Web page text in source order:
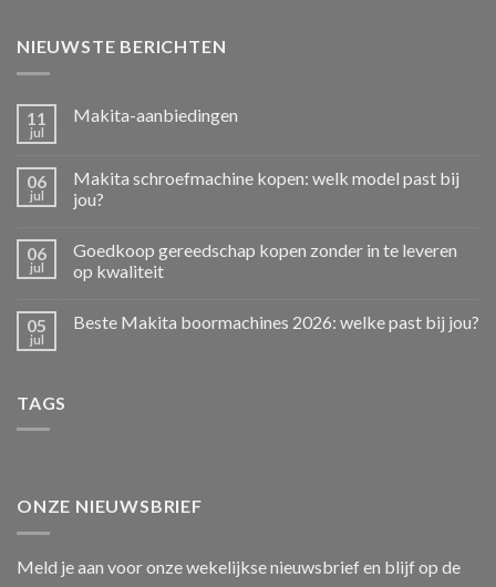
NIEUWSTE BERICHTEN
11
jul
Makita-aanbiedingen
06
jul
Makita schroefmachine kopen: welk model past bij
jou?
06
jul
Goedkoop gereedschap kopen zonder in te leveren
op kwaliteit
05
jul
Beste Makita boormachines 2026: welke past bij jou?
TAGS
ONZE NIEUWSBRIEF
Meld je aan voor onze wekelijkse nieuwsbrief en blijf op de